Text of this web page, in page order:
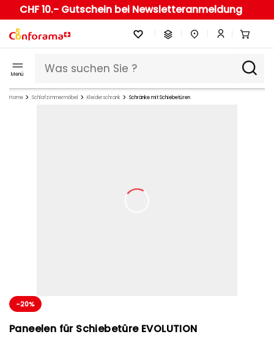
CHF 10.- Gutschein bei Newsletteranmeldung
Menü
Home Schlafzimmermöbel Kleiderschrank Schränke mit Schiebetüren
-20%
Paneelen für Schiebetüre EVOLUTION